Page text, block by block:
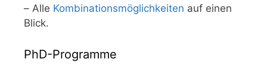
– Alle Kombinationsmöglichkeiten auf einen
Blick.
PhD-Programme